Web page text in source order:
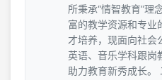
所秉承“情智教育”理
富的教学资源和专业
才培养，现面向社会
英语、音乐学科跟岗
助力教育新秀成长。